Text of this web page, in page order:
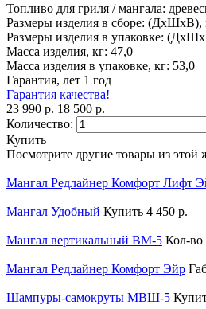
Топливо для гриля / мангала:
Размеры изделия в сборе:
Размеры изделия в упаковке:
Масса изделия, кг: 47,0
Масса изделия в упаковке, кг: 53,0
Гарантия, лет 1 год
Гарантия качества!
23 990 р. 18 500 р.
Количество:
Купить
Посмотрите другие товары из этой
Мангал Редлайнер Комфорт Лифт
Мангал Удобный Купить 4 450 р.
Мангал вертикальный ВМ-5 Кол-во
Мангал Редлайнер Комфорт Эйр
Шампуры-самокруты МВШ-5